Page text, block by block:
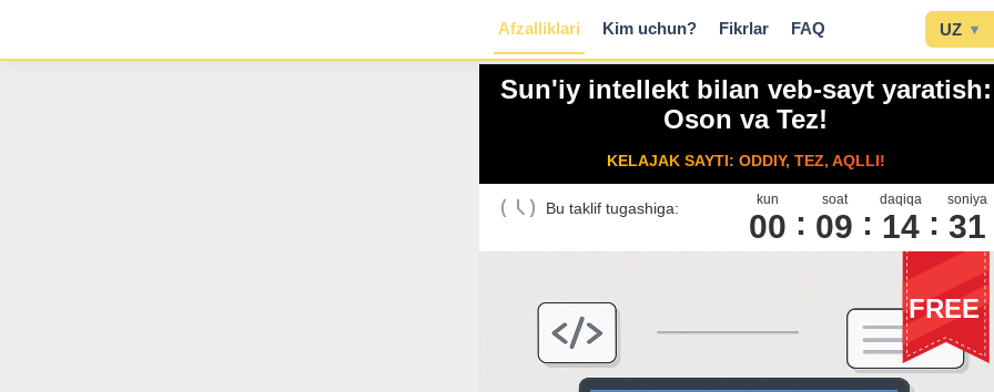
Afzalliklari Kim uchun? Fikrlar FAQ UZ ▾
Sun'iy intellekt bilan veb-sayt yaratish:
Oson va Tez!
KELAJAK SAYTI: ODDIY, TEZ, AQLLI!
Bu taklif tugashiga: kun
00
soat
09
daqiqa
14
soniya
30
FREE